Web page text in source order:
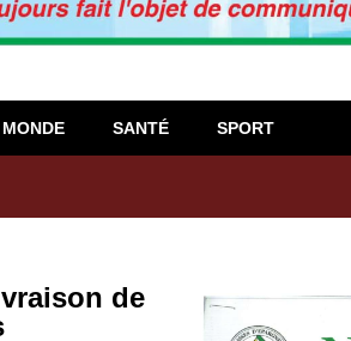
MONDE SANTÉ SPORT
dépôts des membres passé de 18
de